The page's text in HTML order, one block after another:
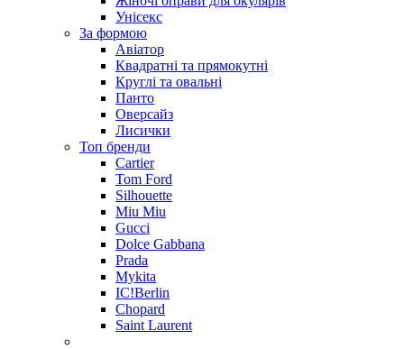
Унісекс
За формою
Авіатор
Квадратні та прямокутні
Круглі та овальні
Панто
Оверсайз
Лисички
Топ бренди
Cartier
Tom Ford
Silhouette
Miu Miu
Gucci
Dolce Gabbana
Prada
Mykita
IC!Berlin
Chopard
Saint Laurent